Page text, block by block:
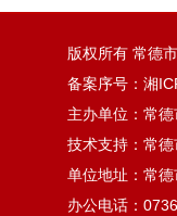
版权所有 常德
备案序号：湘
主办单位：常
技术支持：常德
单位地址：常
办公电话：